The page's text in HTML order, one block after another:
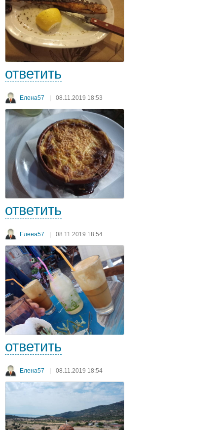
ответить
Елена57 | 08.11.2019 18:53
ответить
Елена57 | 08.11.2019 18:54
ответить
Елена57 08.11.2019 18:54